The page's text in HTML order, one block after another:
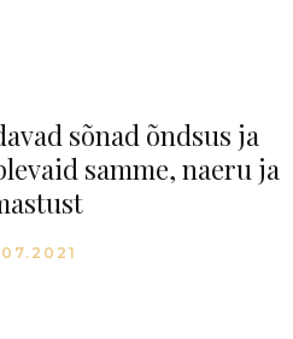
sõnad õndsus ja
samme, naeru ja